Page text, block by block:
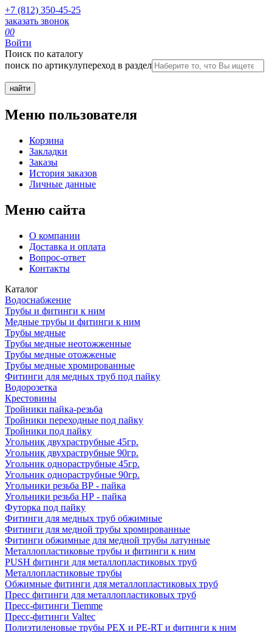
+7 (812) 350-45-25
заказать звонок
00
Войти
Поиск по каталогу
поиск по артикулупереход в раздел
Меню пользователя
Корзина
Закладки
Заказы
История заказов
Личные данные
Меню сайта
О компании
Доставка и оплата
Вопрос-ответ
Контакты
Каталог
Водоснабжение
Трубы и фитинги к ним
Медные трубы и фитинги к ним
Трубы медные
Трубы медные неотожженные
Трубы медные отожженые
Трубы медные хромированные
Фитинги для медных труб под пайку
Водорозетка
Крестовины
Тройники пайка-резьба
Тройники переходные под пайку
Тройники под пайку
Угольник двухраструбные 45гр.
Угольник двухраструбные 90гр.
Угольник однораструбные 45гр.
Угольник однораструбные 90гр.
Угольники резьба ВР - пайка
Угольники резьба НР - пайка
Футорка под пайку
Фитинги для медных труб обжимные
Фитинги для медной трубы хромированные
Фитинги обжимные для медной трубы латунные
Металлопластиковые трубы и фитинги к ним
PUSH фитинги для металлопластиковых труб
Металлопластиковые трубы
Обжимные фитинги для металлопластиковых труб
Пресс фитинги для металлопластиковых труб
Пресс-фитинги Tiemme
Пресс-фитинги Valtec
Полиэтиленовые трубы PEX и PE-RT и фитинги к ним